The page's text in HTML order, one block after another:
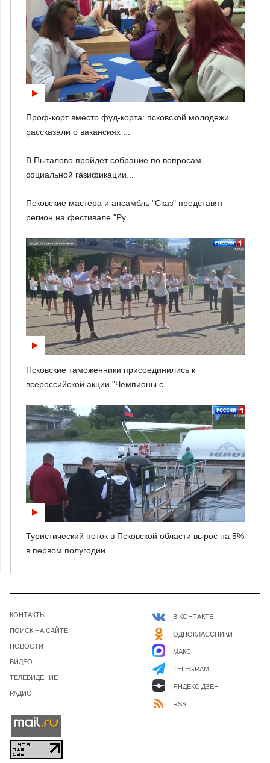
Проф-корт вместо фуд-корта: псковской молодежи
рассказали о вакансиях ...
В Пыталово пройдет собрание по вопросам
социальной газификации...
Псковские мастера и ансамбль "Сказ" представят
регион на фестивале "Ру...
Псковские таможенники присоединились к
всероссийской акции "Чемпионы с...
Туристический поток в Псковской области вырос на 5%
в первом полугодии...
КОНТАКТЫ
ПОИСК НА САЙТЕ
НОВОСТИ
ВИДЕО
ТЕЛЕВИДЕНИЕ
РАДИО
В КОНТАКТЕ
ОДНОКЛАССНИКИ
МАКС
TELEGRAM
ЯНДЕКС ДЗЕН
RSS